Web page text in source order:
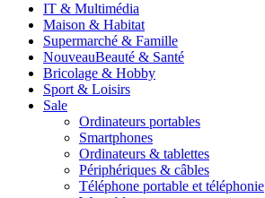
IT & Multimédia
Maison & Habitat
Supermarché & Famille
NouveauBeauté & Santé
Bricolage & Hobby
Sport & Loisirs
Sale
Ordinateurs portables
Smartphones
Ordinateurs & tablettes
Périphériques & câbles
Téléphone portable et téléphonie